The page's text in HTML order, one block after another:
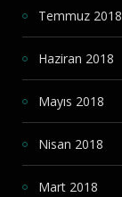
Temmuz 2018
Haziran 2018
Mayıs 2018
Nisan 2018
Mart 2018